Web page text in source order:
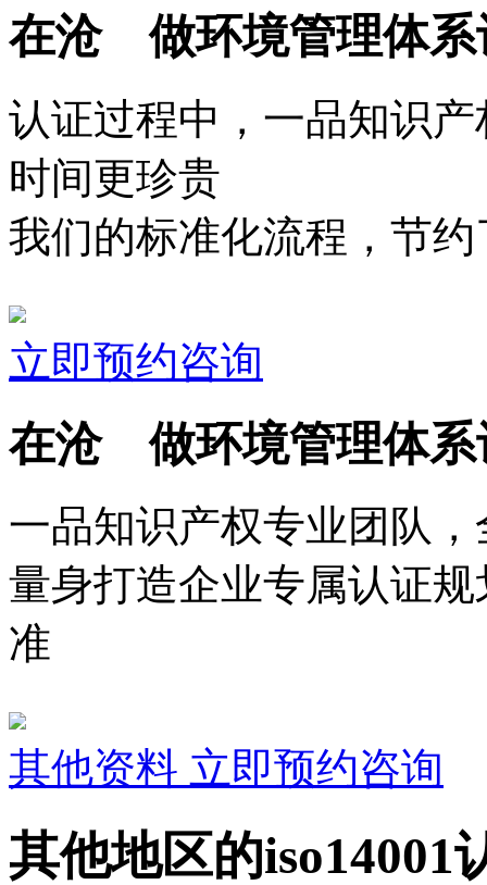
在沧 做环境管理体系
认证过程中，一品知识
时间更珍贵
我们的标准化流程，节
立即预约咨询
在沧 做环境管理体系
一品知识产权专业团队
量身打造企业专属认证
准
其他资料 立即预约咨询
其他地区的iso14001